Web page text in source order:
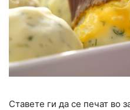
Ставете ги да се печат во